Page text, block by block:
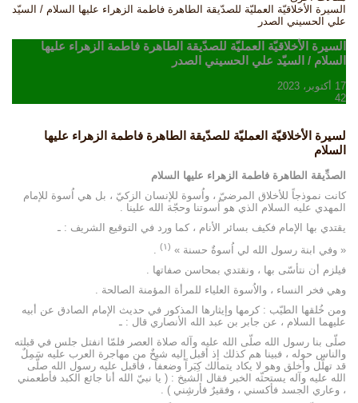
السيرة الأخلاقيّة العمليّة للصدّيقة الطاهرة فاطمة الزهراء عليها السلام / السيّد
علي الحسيني الصدر
السيرة الأخلاقيّة العمليّة للصدّيقة الطاهرة فاطمة الزهراء عليها
السلام / السيّد علي الحسيني الصدر
17 أكتوبر، 2023
42
لسيرة الأخلاقيّة العمليّة للصدّيقة الطاهرة فاطمة الزهراء عليها
السلام
الصدِّيقة الطاهرة فاطمة الزهراء عليها السلام
كانت نموذجاً للأخلاق المرضيّ ، واُسوة للإنسان الزكيّ ، بل هي اُسوة للإمام
المهدي عليه السلام الذي هو اُسوتنا وحجّة الله علينا .
يقتدي بها الإمام فكيف بسائر الأنام ، كما ورد في التوقيع الشريف : ـ
« وفي ابنة رسول الله لي اُسوةٌ حسنة » (۱)
.
فيلزم أن نتأسّى بها ، ونقتدي بمحاسن صفاتها .
وهي فخر النساء ، والاُسوة العلياء للمرأة المؤمنة الصالحة .
ومن خُلقها الطيّب : كرمها وإيثارها المذكور في حديث الإمام الصادق عن أبيه
عليهما السلام ، عن جابر بن عبد الله الأنصاري قال : ـ
صلّى بنا رسول الله صلّى الله عليه وآله صلاة العصر فلمّا انفتل جلس في قبلته
والناس حوله ، فبينا هم كذلك إذ أقبل إليه شيخٌ من مهاجرة العرب عليه سَمِلٌ
قد تهلّل وأخلق وهو لا يكاد يتمالك كِبَراً وضعفاً ، فأقبل عليه رسول الله صلّى
الله عليه وآله يستحثّه الخبر فقال الشيخ : ( يا نبيّ الله أنا جائع الكبد فأطعمني
، وعاري الجسد فأكسني ، وفقيرٌ فأرشِني ) .